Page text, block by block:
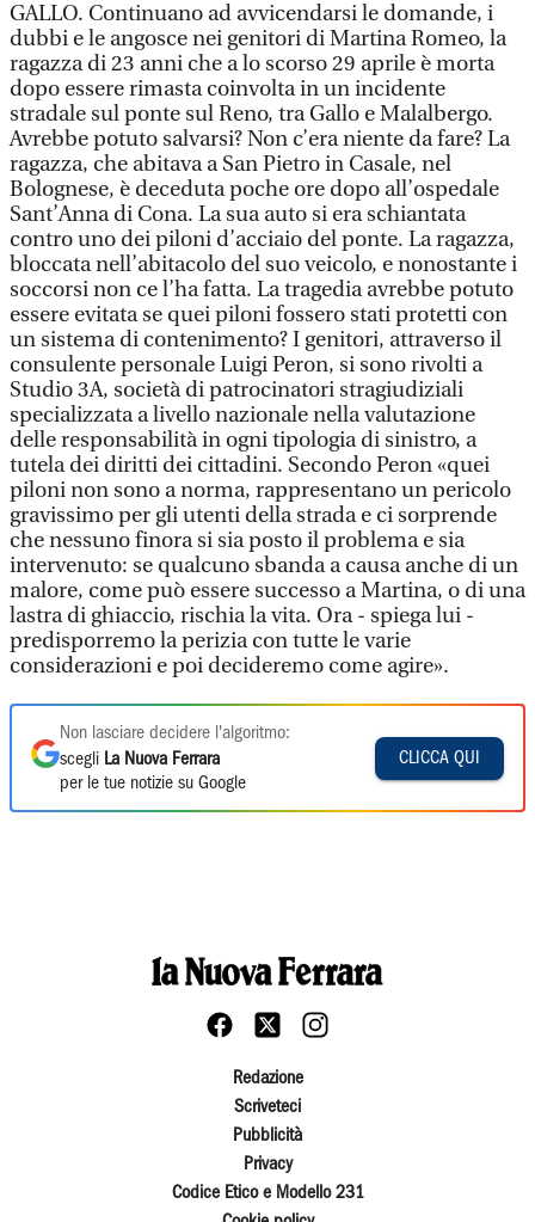
GALLO. Continuano ad avvicendarsi le domande, i
dubbi e le angosce nei genitori di Martina Romeo, la
ragazza di 23 anni che a lo scorso 29 aprile è morta
dopo essere rimasta coinvolta in un incidente
stradale sul ponte sul Reno, tra Gallo e Malalbergo.
Avrebbe potuto salvarsi? Non c’era niente da fare? La
ragazza, che abitava a San Pietro in Casale, nel
Bolognese, è deceduta poche ore dopo all’ospedale
Sant’Anna di Cona. La sua auto si era schiantata
contro uno dei piloni d’acciaio del ponte. La ragazza,
bloccata nell’abitacolo del suo veicolo, e nonostante i
soccorsi non ce l’ha fatta. La tragedia avrebbe potuto
essere evitata se quei piloni fossero stati protetti con
un sistema di contenimento? I genitori, attraverso il
consulente personale Luigi Peron, si sono rivolti a
Studio 3A, società di patrocinatori stragiudiziali
specializzata a livello nazionale nella valutazione
delle responsabilità in ogni tipologia di sinistro, a
tutela dei diritti dei cittadini. Secondo Peron «quei
piloni non sono a norma, rappresentano un pericolo
gravissimo per gli utenti della strada e ci sorprende
che nessuno finora si sia posto il problema e sia
intervenuto: se qualcuno sbanda a causa anche di un
malore, come può essere successo a Martina, o di una
lastra di ghiaccio, rischia la vita. Ora - spiega lui -
predisporremo la perizia con tutte le varie
considerazioni e poi decideremo come agire».
Non lasciare decidere l'algoritmo:
scegli La Nuova Ferrara
per le tue notizie su Google
CLICCA QUI
Redazione
Scriveteci
Pubblicità
Privacy
Codice Etico e Modello 231